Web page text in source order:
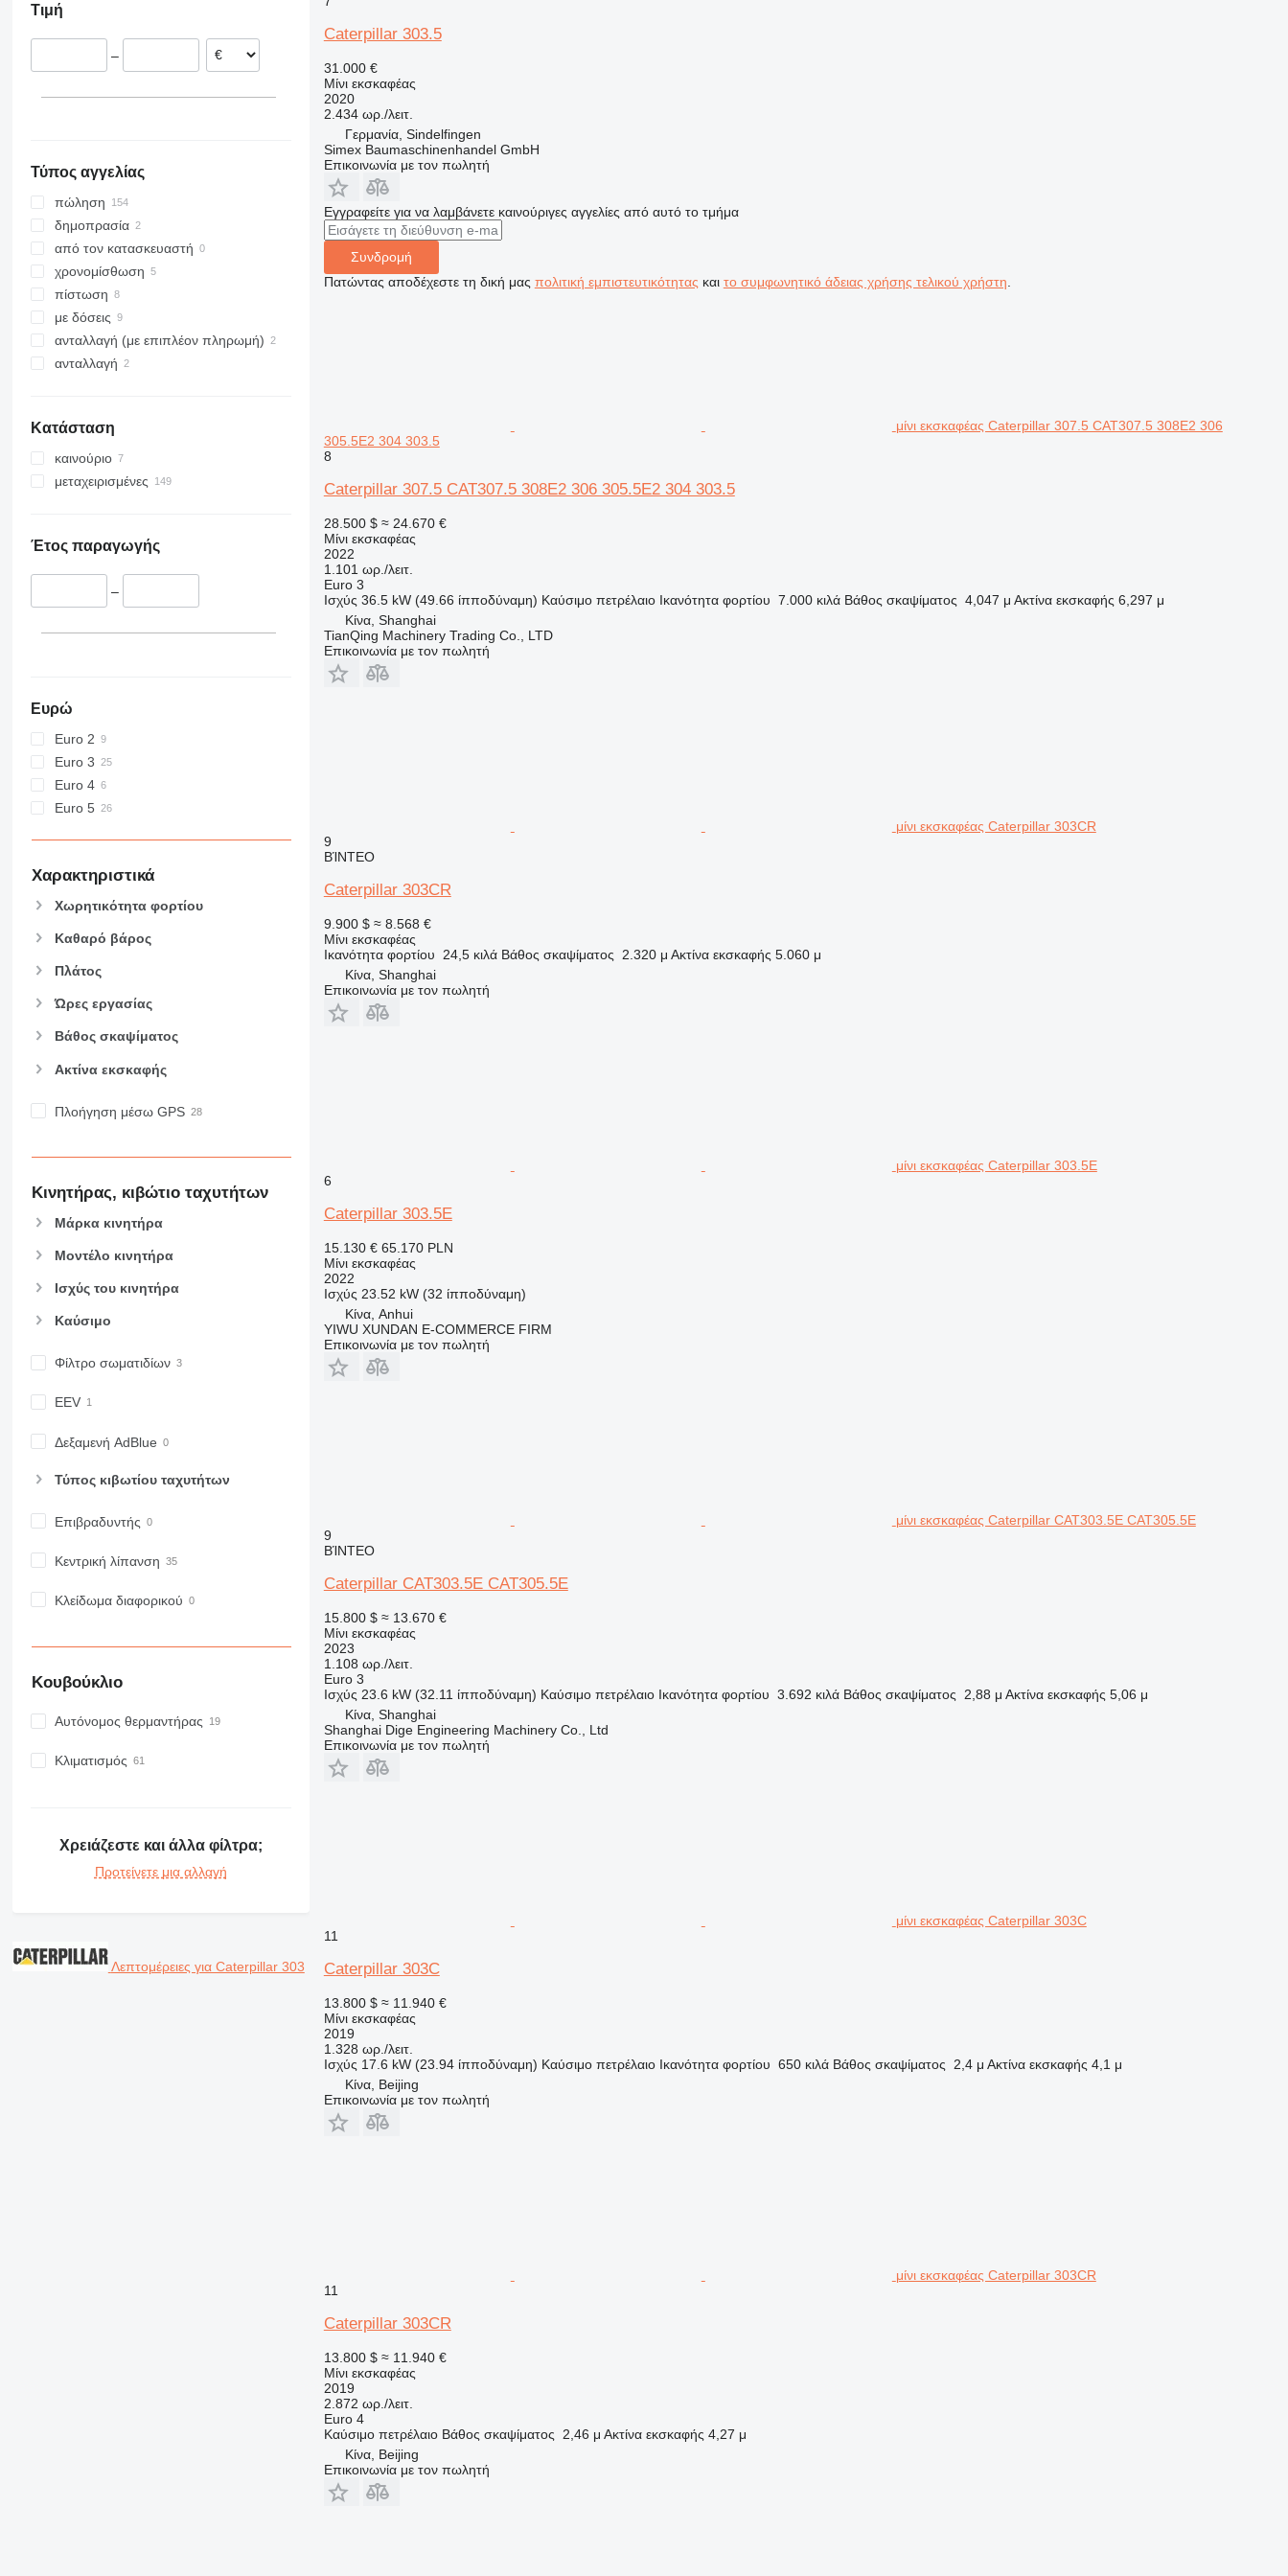
8045
8065
8080
8085
JS
JZ
Γαλλία
Ρουμανία
Τιμή
–
Τύπος αγγελίας
πώληση
δημοπρασία
από τον κατασκευαστή
χρονομίσθωση
πίστωση
με δόσεις
ανταλλαγή (με επιπλέον πληρωμή)
ανταλλαγή
Κατάσταση
καινούριο
μεταχειρισμένες
Έτος παραγωγής
–
Ευρώ
Euro 2
Euro 3
Euro 4
Euro 5
Χαρακτηριστικά
Χωρητικότητα φορτίου
Καθαρό βάρος
Πλάτος
Ώρες εργασίας
Βάθος σκαψίματος
Ακτίνα εκσκαφής
Πλοήγηση μέσω GPS
Κινητήρας, κιβώτιο ταχυτήτων
Μάρκα κινητήρα
Μοντέλο κινητήρα
Ισχύς του κινητήρα
Καύσιμο
Φίλτρο σωματιδίων
EEV
Δεξαμενή AdBlue
Τύπος κιβωτίου ταχυτήτων
Επιβραδυντής
Κεντρική λίπανση
Κλείδωμα διαφορικού
Κουβούκλιο
Αυτόνομος θερμαντήρας
Κλιματισμός
Χρειάζεστε και άλλα φίλτρα;
Προτείνετε μια αλλαγή
Λεπτομέρειες για Caterpillar 303
Caterpillar 303.5
31.000 €
Μίνι εκσκαφέας
2020
2.434 ωρ./λειτ.
Γερμανία, Sindelfingen
Simex Baumaschinenhandel GmbH
Επικοινωνία με τον πωλητή
Εγγραφείτε για να λαμβάνετε καινούριγες αγγελίες από αυτό το τμήμα
Συνδρομή
Πατώντας αποδέχεστε τη δική μας πολιτική εμπιστευτικότητας και το συμφωνητικό άδειας χρήσης τελικού χρήστη
μίνι εκσκαφέας Caterpillar 307.5 CAT307.5 308E2 306
305.5E2 304 303.5
8
Caterpillar 307.5 CAT307.5 308E2 306 305.5E2 304 303.5
28.500 $ ≈ 24.670 €
Μίνι εκσκαφέας
2022
1.101 ωρ./λειτ.
Euro 3
Ισχύς 36.5 kW (49.66 ίπποδύναμη) Καύσιμο πετρέλαιο Ικανότητα φορτίου 7.000 κιλά Βάθος σκαψίματος 4,047 μ Ακτίνα εκσκαφής 6,297 μ
Κίνα, Shanghai
TianQing Machinery Trading Co., LTD
Επικοινωνία με τον πωλητή
μίνι εκσκαφέας Caterpillar 303CR
9
ΒΊΝΤΕΟ
Caterpillar 303CR
9.900 $ ≈ 8.568 €
Μίνι εκσκαφέας
Ικανότητα φορτίου
24,5 κιλά Βάθος σκαψίματος 2.320 μ Ακτίνα εκσκαφής 5.060 μ
Κίνα, Shanghai
Επικοινωνία με τον πωλητή
μίνι εκσκαφέας Caterpillar 303.5E
6
Caterpillar 303.5E
15.130 € 65.170 PLN
Μίνι εκσκαφέας
2022
Ισχύς 23.52 kW (32 ίπποδύναμη)
Κίνα, Anhui
YIWU XUNDAN E-COMMERCE FIRM
Επικοινωνία με τον πωλητή
μίνι εκσκαφέας Caterpillar CAT303.5E CAT305.5E
9
ΒΊΝΤΕΟ
Caterpillar CAT303.5E CAT305.5E
15.800 $ ≈ 13.670 €
Μίνι εκσκαφέας
2023
1.108 ωρ./λειτ.
Euro 3
Ισχύς 23.6 kW (32.11 ίπποδύναμη) Καύσιμο πετρέλαιο Ικανότητα φορτίου 3.692 κιλά Βάθος σκαψίματος 2,88 μ Ακτίνα εκσκαφής 5,06 μ
Κίνα, Shanghai
Shanghai Dige Engineering Machinery Co., Ltd
Επικοινωνία με τον πωλητή
μίνι εκσκαφέας Caterpillar 303C
11
Caterpillar 303C
13.800 $ ≈ 11.940 €
Μίνι εκσκαφέας
2019
1.328 ωρ./λειτ.
Ισχύς 17.6 kW (23.94 ίπποδύναμη) Καύσιμο πετρέλαιο Ικανότητα φορτίου 650 κιλά Βάθος σκαψίματος 2,4 μ Ακτίνα εκσκαφής 4,1 μ
Κίνα, Beijing
Επικοινωνία με τον πωλητή
μίνι εκσκαφέας Caterpillar 303CR
11
Caterpillar 303CR
13.800 $ ≈ 11.940 €
Μίνι εκσκαφέας
2019
2.872 ωρ./λειτ.
Euro 4
Καύσιμο πετρέλαιο Βάθος σκαψίματος 2,46 μ Ακτίνα εκσκαφής 4,27 μ
Κίνα, Beijing
Επικοινωνία με τον πωλητή